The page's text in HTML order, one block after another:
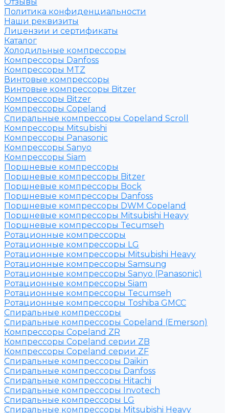
Политика конфиденциальности
Наши реквизиты
Лицензии и сертификаты
Каталог
Холодильные компрессоры
Компрессоры Danfoss
Компрессоры MTZ
Винтовые компрессоры
Винтовые компрессоры Bitzer
Компрессоры Bitzer
Компрессоры Copeland
Спиральные компрессоры Copeland Scroll
Компрессоры Mitsubishi
Компрессоры Panasonic
Компрессоры Sanyo
Компрессоры Siam
Поршневые компрессоры
Поршневые компрессоры Bitzer
Поршневые компрессоры Bock
Поршневые компрессоры Danfoss
Поршневые компрессоры DWM Copeland
Поршневые компрессоры Mitsubishi Heavy
Поршневые компрессоры Tecumseh
Ротационные компрессоры
Ротационные компрессоры LG
Ротационные компрессоры Mitsubishi Heavy
Ротационные компрессоры Samsung
Ротационные компрессоры Sanyo (Panasonic)
Ротационные компрессоры Siam
Ротационные компрессоры Tecumseh
Ротационные компрессоры Toshiba GMCC
Спиральные компрессоры
Спиральные компрессоры Copeland (Emerson)
Компрессоры Copeland ZR
Компрессоры Copeland серии ZB
Компрессоры Copeland серии ZF
Спиральные компрессоры Daikin
Спиральные компрессоры Danfoss
Спиральные компрессоры Hitachi
Спиральные компрессоры Invotech
Спиральные компрессоры LG
Спиральные компрессоры Mitsubishi Heavy